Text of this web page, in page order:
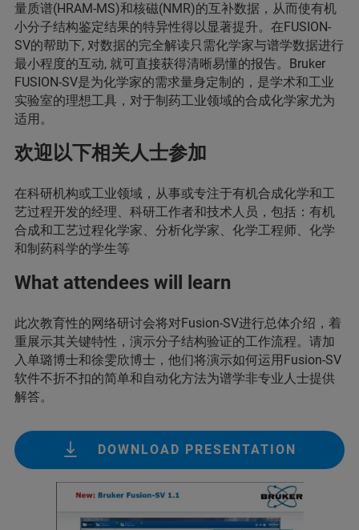
量质谱(HRAM-MS)和核磁(NMR)的互补数据，从而使有机
小分子结构鉴定结果的特异性得以显著提升。在FUSION-
SV的帮助下, 对数据的完全解读只需化学家与谱学数据进行
最小程度的互动, 就可直接获得清晰易懂的报告。Bruker
FUSION-SV是为化学家的需求量身定制的，是学术和工业
实验室的理想工具，对于制药工业领域的合成化学家尤为
适用。
欢迎以下相关人士参加
在科研机构或工业领域，从事或专注于有机合成化学和工
艺过程开发的经理、科研工作者和技术人员，包括：有机
合成和工艺过程化学家、分析化学家、化学工程师、化学
和制药科学的学生等
What attendees will learn
此次教育性的网络研讨会将对Fusion-SV进行总体介绍，着
重展示其关键特性，演示分子结构验证的工作流程。请加
入单璐博士和徐雯欣博士，他们将演示如何运用Fusion-SV
软件不折不扣的简单和自动化方法为谱学非专业人士提供
解答。
DOWNLOAD PRESENTATION